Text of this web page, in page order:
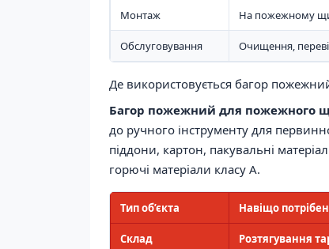
Монтаж На пожежному
Обслуговування Очищення,
Де використовується багор
Багор пожежний для пожежного
до ручного інструменту для
піддони, картон, пакувальні
горючі матеріали класу A.
Тип об’єкта Навіщо
Склад Розтягування